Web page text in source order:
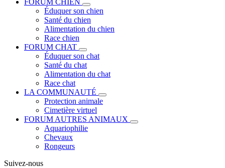
FORUM CHIEN
Éduquer son chien
Santé du chien
Alimentation du chien
Race chien
FORUM CHAT
Éduquer son chat
Santé du chat
Alimentation du chat
Race chat
LA COMMUNAUTÉ
Protection animale
Cimetière virtuel
FORUM AUTRES ANIMAUX
Aquariophilie
Chevaux
Rongeurs
Suivez-nous